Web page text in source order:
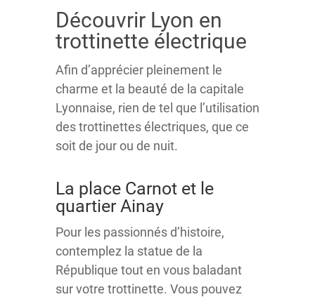
Découvrir Lyon en
trottinette électrique
Afin d’apprécier pleinement le
charme et la beauté de la capitale
Lyonnaise, rien de tel que l’utilisation
des trottinettes électriques, que ce
soit de jour ou de nuit.
La place Carnot et le
quartier Ainay
Pour les passionnés d’histoire,
contemplez la statue de la
République tout en vous baladant
sur votre trottinette. Vous pouvez